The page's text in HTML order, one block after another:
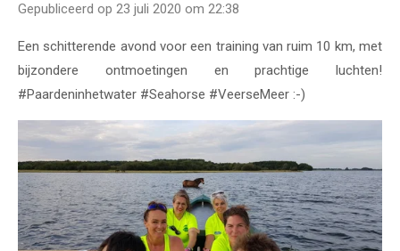
Gepubliceerd op 23 juli 2020 om 22:38
Een schitterende avond voor een training van ruim 10 km, met
bijzondere ontmoetingen en prachtige luchten!
#Paardeninhetwater #Seahorse #VeerseMeer :-)